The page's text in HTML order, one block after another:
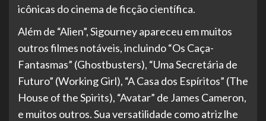
icônicas do cinema de ficção científica.
Além de “Alien”, Sigourney apareceu em muitos
outros filmes notáveis, incluindo “Os Caça-
Fantasmas” (Ghostbusters), “Uma Secretária de
Futuro” (Working Girl), “A Casa dos Espíritos” (The
House of the Spirits), “Avatar” de James Cameron,
e muitos outros. Sua versatilidade como atriz lhe